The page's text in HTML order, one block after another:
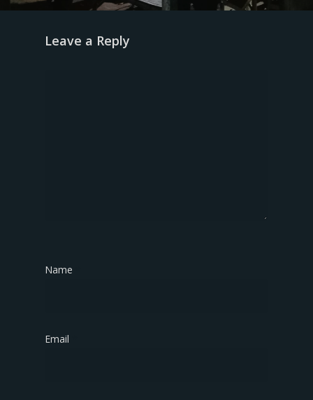
Leave a Reply
Name
Email